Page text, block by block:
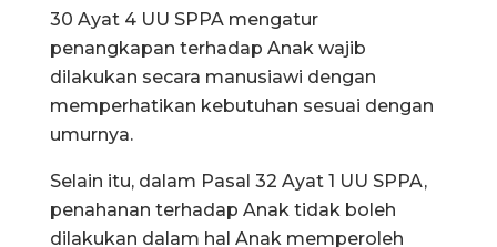
30 Ayat 4 UU SPPA mengatur
penangkapan terhadap Anak wajib
dilakukan secara manusiawi dengan
memperhatikan kebutuhan sesuai dengan
umurnya.
Selain itu, dalam Pasal 32 Ayat 1 UU SPPA,
penahanan terhadap Anak tidak boleh
dilakukan dalam hal Anak memperoleh